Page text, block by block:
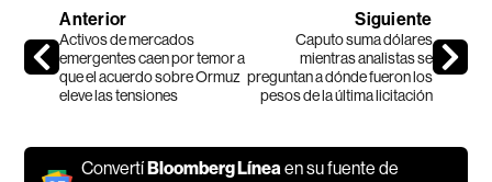
Anterior
Activos de mercados
emergentes caen por temor a
que el acuerdo sobre Ormuz
eleve las tensiones
Siguiente
Caputo suma dólares
mientras analistas se
preguntan a dónde fueron los
pesos de la última licitación
ConvertíBloomberg Líneaen su fuente de